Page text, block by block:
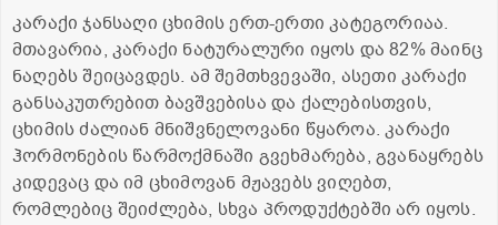
კარაქი ჯანსაღი ცხიმის ერთ-ერთი კატეგორიაა.
მთავარია, კარაქი ნატურალური იყოს და 82% მაინც
ნაღებს შეიცავდეს. ამ შემთხვევაში, ასეთი კარაქი
განსაკუთრებით ბავშვებისა და ქალებისთვის,
ცხიმის ძალიან მნიშვნელოვანი წყაროა. კარაქი
ჰორმონების წარმოქმნაში გვეხმარება, გვანაყრებს
კიდევაც და იმ ცხიმოვან მჟავებს ვიღებთ,
რომლებიც შეიძლება, სხვა პროდუქტებში არ იყოს.